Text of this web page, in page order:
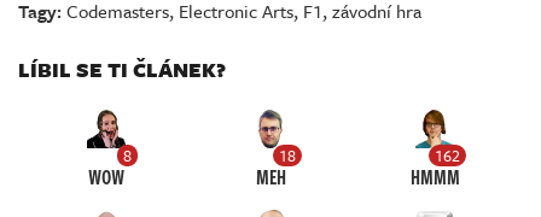
Tagy:Codemasters, Electronic Arts, F1,závodní hra
LÍBIL SE TI ČLÁNEK?
8
WOW
18
MEH
162
HMMM